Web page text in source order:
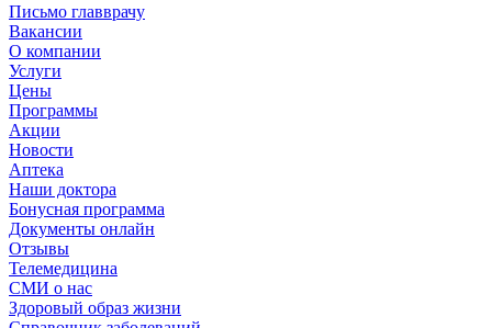
Письмо главврачу
Вакансии
О компании
Услуги
Цены
Программы
Акции
Новости
Аптека
Наши доктора
Бонусная программа
Документы онлайн
Отзывы
Телемедицина
СМИ о нас
Здоровый образ жизни